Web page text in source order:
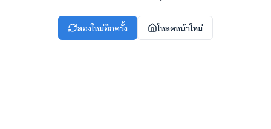
ลองใหม่อีกครั้ง โหลดหน้าใหม่